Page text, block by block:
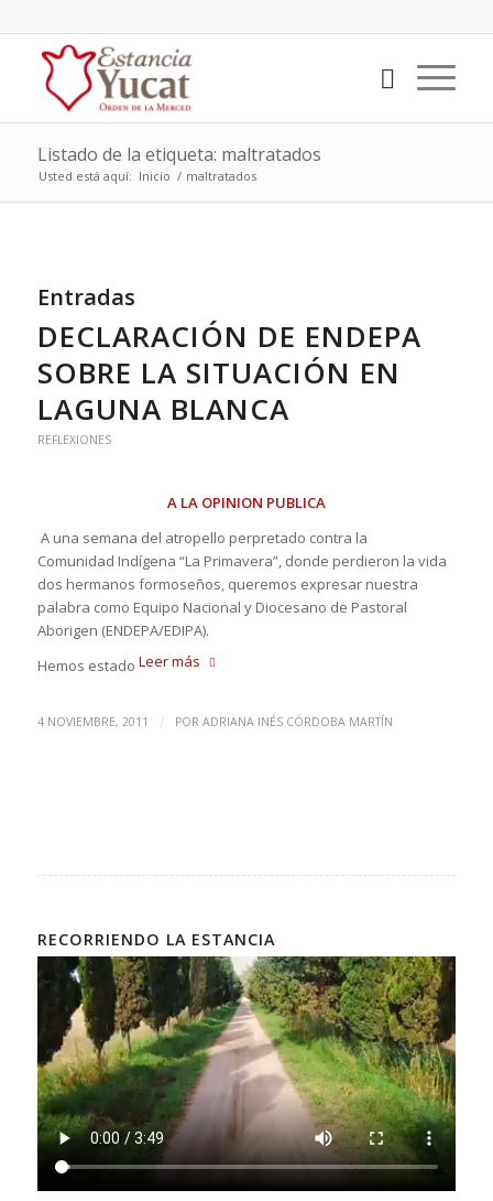
Listado de la etiqueta: maltratados
Usted está aquí: Inicio / maltratados
Entradas
DECLARACIÓN DE ENDEPA
SOBRE LA SITUACIÓN EN
LAGUNA BLANCA
REFLEXIONES
A LA OPINION PUBLICA
A una semana del atropello perpretado contra la
Comunidad Indígena “La Primavera”, donde perdieron la vida
dos hermanos formoseños, queremos expresar nuestra
palabra como Equipo Nacional y Diocesano de Pastoral
Aborigen (ENDEPA/EDIPA).
Hemos estado Leer más
4 NOVIEMBRE, 2011 / POR ADRIANA INÉS CÓRDOBA MARTÍN
RECORRIENDO LA ESTANCIA